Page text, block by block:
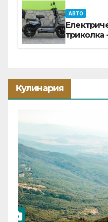
АВТО
триколка
Кулинария